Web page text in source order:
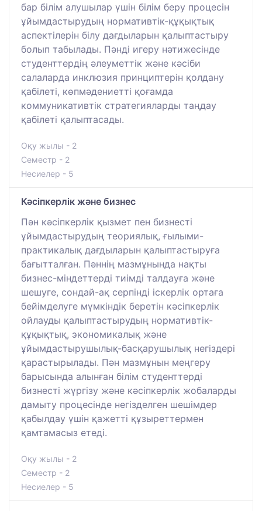
бар білім алушылар үшін білім беру процесін
ұйымдастырудың нормативтік-құқықтық
аспектілерін білу дағдыларын қалыптастыру
болып табылады. Пәнді игеру нәтижесінде
студенттердің әлеуметтік және кәсіби
салаларда инклюзия принциптерін қолдану
қабілеті, көпмәдениетті қоғамда
коммуникативтік стратегияларды таңдау
қабілеті қалыптасады.
Оқу жылы - 2
Семестр - 2
Несиелер - 5
Кәсіпкерлік және бизнес
Пән кәсіпкерлік қызмет пен бизнесті
ұйымдастырудың теориялық, ғылыми-
практикалық дағдыларын қалыптастыруға
бағытталған. Пәннің мазмұнында нақты
бизнес-міндеттерді тиімді талдауға және
шешуге, сондай-ақ серпінді іскерлік ортаға
бейімделуге мүмкіндік беретін кәсіпкерлік
ойлауды қалыптастырудың нормативтік-
құқықтық, экономикалық және
ұйымдастырушылық-басқарушылық негіздері
қарастырылады. Пән мазмұнын меңгеру
барысында алынған білім студенттерді
бизнесті жүргізу және кәсіпкерлік жобаларды
дамыту процесінде негізделген шешімдер
қабылдау үшін қажетті құзыреттермен
қамтамасыз етеді.
Оқу жылы - 2
Семестр - 2
Несиелер - 5